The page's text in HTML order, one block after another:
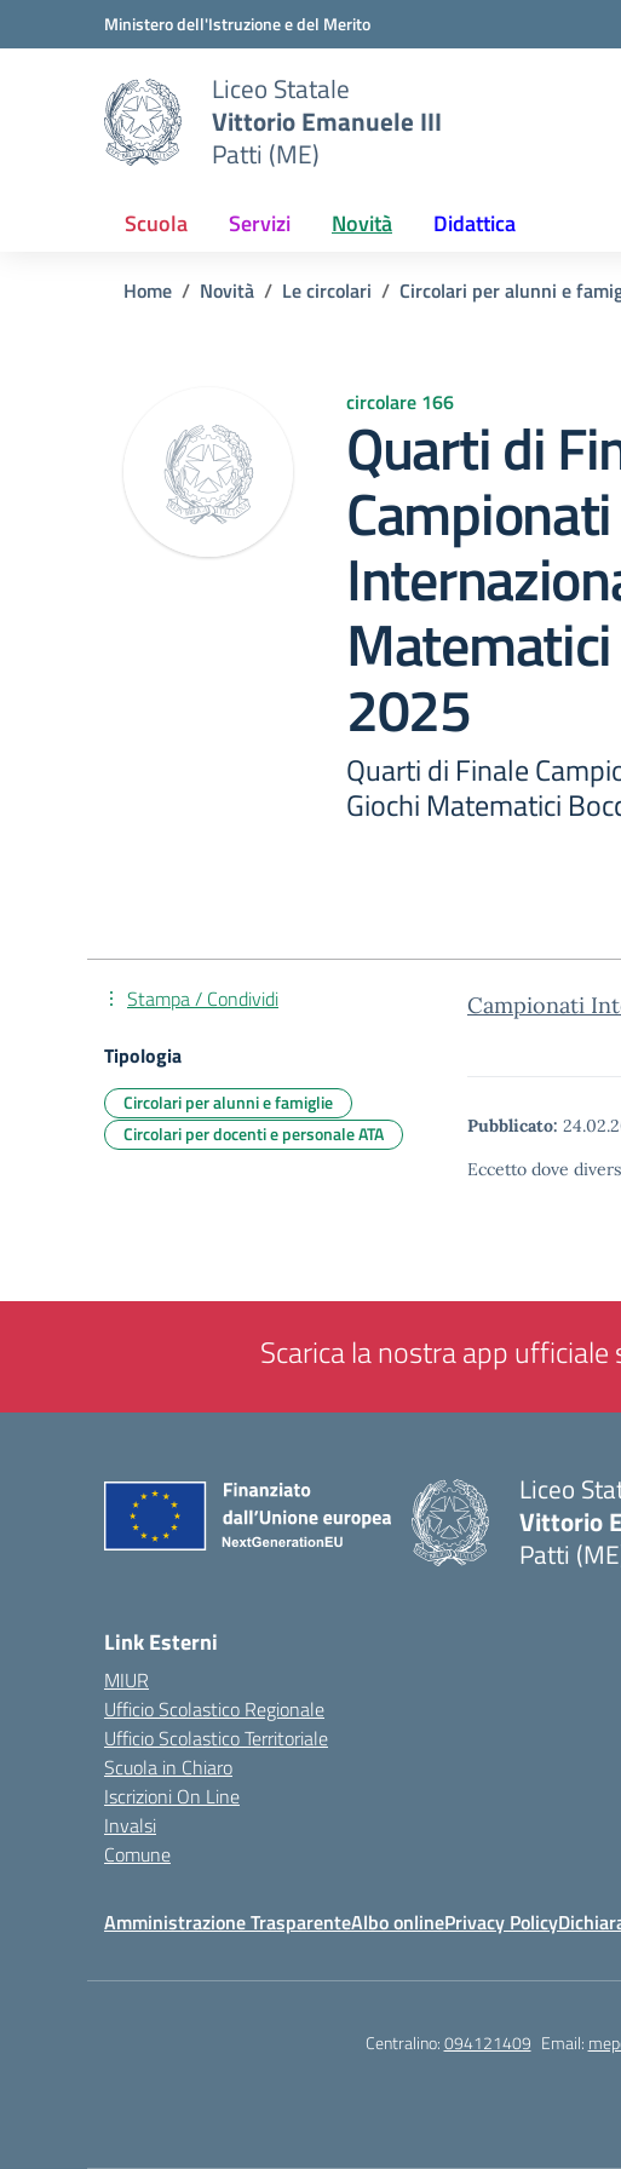
Vai ai contenuti
Vai al menu di navigazioneMinistero dell'Istruzione e del Merito
Liceo Statale
Vittorio Emanuele III
Patti (ME)
Scuola Servizi Novità Didattica
Home Novità Le circolari Circolari per alunni e
circolare 166
Quarti di
Campionati
2025
Quarti di Finale
Giochi Matematici
Campionati
Pubblicato:
Eccetto dove
Stampa / Condividi
Tipologia
Circolari per alunni e famiglie
Circolari per docenti e personale ATA
Scarica la nostra app ufficiale
Liceo
Vittorio
Patti
Link Esterni
MIUR
Ufficio Scolastico Regionale
Ufficio Scolastico Territoriale
Scuola in Chiaro
Iscrizioni On Line
Invalsi
Comune
Amministrazione TrasparenteAlbo onlinePrivacy Policy
Centralino:094121409 Email: